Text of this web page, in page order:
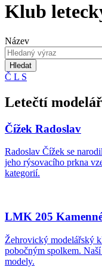
Klub
Název
Hledat
Č L S
Letečtí
Čížek Radoslav
Radoslav Čížek se
jeho rýsovacího prkna
kategorií.
LMK 205
Žehrovický modelářský
pobočným spolkem.
modely.